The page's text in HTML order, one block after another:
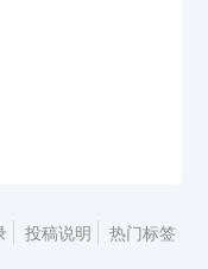
投稿说明 热门标签